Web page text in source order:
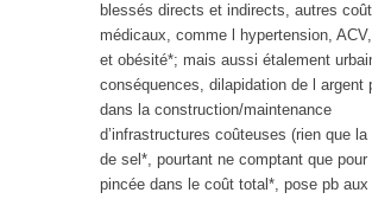
blessés directs et indirects, autres
médicaux, comme l hypertension,
et obésité*; mais aussi étalement
conséquences, dilapidation de l argent
dans la construction/maintenance
d’infrastructures coûteuses (rien que
de sel*, pourtant ne comptant que pour
pincée dans le coût total*, pose pb aux